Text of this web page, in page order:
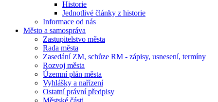
Historie
Jednotlivé články z historie
Informace od nás
Město a samospráva
Zastupitelstvo města
Rada města
Zasedání ZM, schůze RM - zápisy, usnesení, termíny
Rozvoj města
Územní plán města
Vyhlášky a nařízení
Ostatní právní předpisy
Městské části